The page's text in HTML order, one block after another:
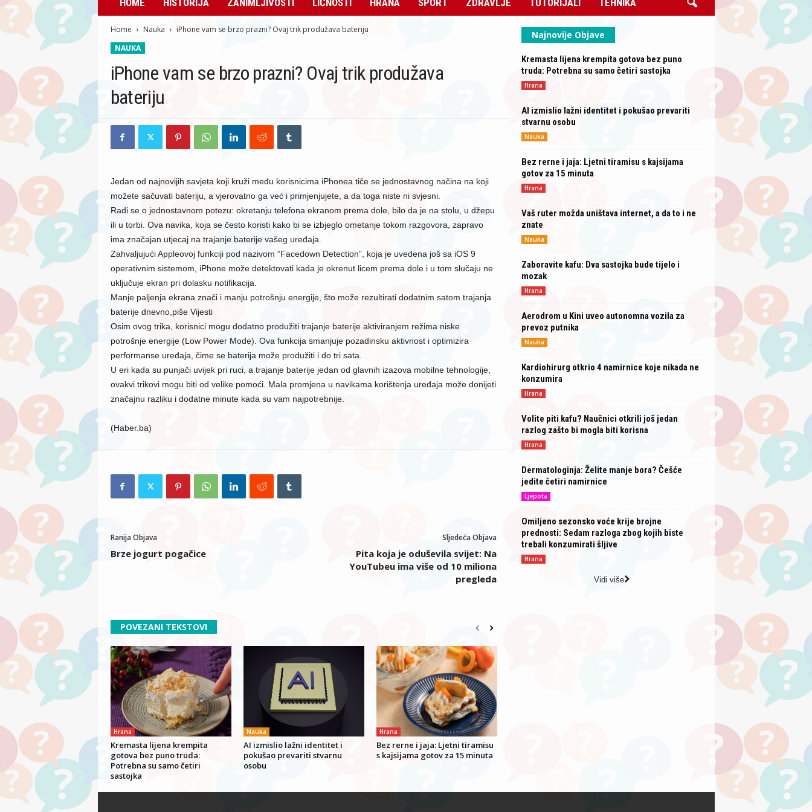
HOME HISTORIJA ZANIMLJIVOSTI LIČNOSTI HRANA SPORT ZDRAVLJE TUTORIJALI TEHNIKA
Home Nauka
iPhone vam se brzo prazni? Ovaj trik produžava bateriju
NAUKA
iPhone vam se brzo prazni? Ovaj trik produžava
bateriju
Jedan od najnovijih savjeta koji kruži među korisnicima iPhonea tiče se jednostavnog načina na koji
možete sačuvati bateriju, a vjerovatno ga već i primjenjujete, a da toga niste ni svjesni.
Radi se o jednostavnom potezu: okretanju telefona ekranom prema dole, bilo da je na stolu, u džepu
ili u torbi. Ova navika, koja se često koristi kako bi se izbjeglo ometanje tokom razgovora, zapravo
ima značajan utjecaj na trajanje baterije vašeg uređaja.
Zahvaljujući Appleovoj funkciji pod nazivom “Facedown Detection”, koja je uvedena još sa iOS 9
operativnim sistemom, iPhone može detektovati kada je okrenut licem prema dole i u tom slučaju ne
uključuje ekran pri dolasku notifikacija.
Manje paljenja ekrana znači i manju potrošnju energije, što može rezultirati dodatnim satom trajanja
baterije dnevno,piše Vijesti
Osim ovog trika, korisnici mogu dodatno produžiti trajanje baterije aktiviranjem režima niske
potrošnje energije (Low Power Mode). Ova funkcija smanjuje pozadinsku aktivnost i optimizira
performanse uređaja, čime se baterija može produžiti i do tri sata.
U eri kada su punjači uvijek pri ruci, a trajanje baterije jedan od glavnih izazova mobilne tehnologije,
ovakvi trikovi mogu biti od velike pomoći. Mala promjena u navikama korištenja uređaja može donijeti
značajnu razliku i dodatne minute kada su vam najpotrebnije.
(Haber.ba)
Ranija Objava
Brze jogurt pogačice
Sljedeća Objava
Pita koja je oduševila svijet: Na
YouTubeu ima više od 10 miliona
pregleda
POVEZANI TEKSTOVI
Hrana
Kremasta lijena krempita
gotova bez puno truda:
Potrebna su samo četiri
sastojka
Nauka
AI izmislio lažni identitet i
pokušao prevariti stvarnu
osobu
Hrana
Bez rerne i jaja: Ljetni tiramisu
s kajsijama gotov za 15 minuta
Najnovije Objave
Kremasta lijena krempita gotova bez puno
truda: Potrebna su samo četiri sastojka
Hrana
AI izmislio lažni identitet i pokušao prevariti
stvarnu osobu
Nauka
Bez rerne i jaja: Ljetni tiramisu s kajsijama
gotov za 15 minuta
Hrana
Vaš ruter možda uništava internet, a da to i ne
znate
Nauka
Zaboravite kafu: Dva sastojka bude tijelo i
mozak
Hrana
Aerodrom u Kini uveo autonomna vozila za
prevoz putnika
Nauka
Kardiohirurg otkrio 4 namirnice koje nikada ne
konzumira
Hrana
Volite piti kafu? Naučnici otkrili još jedan
razlog zašto bi mogla biti korisna
Hrana
Dermatologinja: Želite manje bora? Češće
jedite četiri namirnice
Ljepota
Omiljeno sezonsko voće krije brojne
prednosti: Sedam razloga zbog kojih biste
trebali konzumirati šljive
Hrana
Vidi više